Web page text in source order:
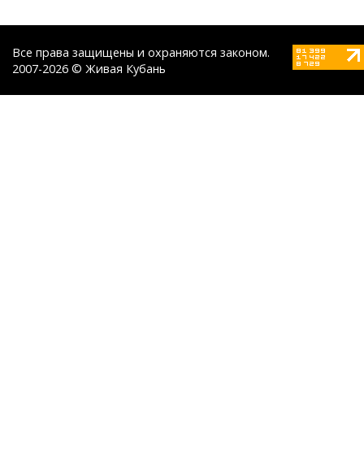
Все права защищены и охраняются законом.
2007-2026 © Живая Кубань